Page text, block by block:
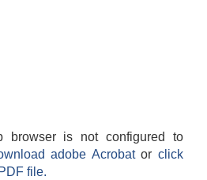
browser is not configured to
adobe Acrobatorclick
file.